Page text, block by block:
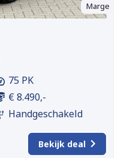
Marge
75 PK
€ 8.490,-
Handgeschakeld
Bekijk deal